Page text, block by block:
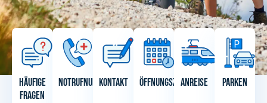
Häufige
Fragen
Notrufnummern
Kontakt Öffnungszeiten
Anreise Parken